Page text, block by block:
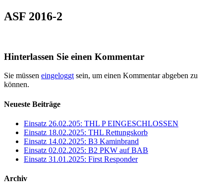
ASF 2016-2
Hinterlassen Sie einen Kommentar
Sie müssen eingeloggt sein, um einen Kommentar abgeben zu
können.
Neueste Beiträge
Einsatz 26.02.205: THL P EINGESCHLOSSEN
Einsatz 18.02.2025: THL Rettungskorb
Einsatz 14.02.2025: B3 Kaminbrand
Einsatz 02.02.2025: B2 PKW auf BAB
Einsatz 31.01.2025: First Responder
Archiv